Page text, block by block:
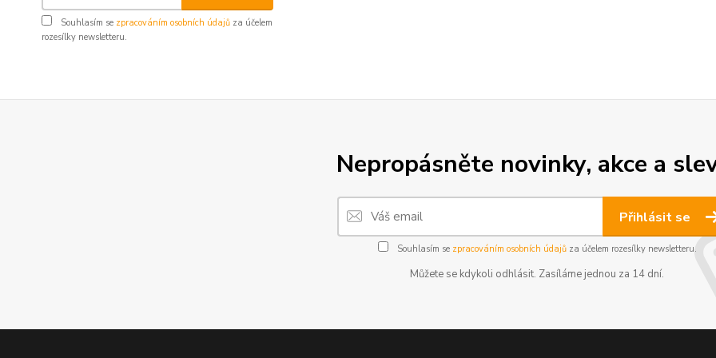
Souhlasím se zpracováním osobních údajů za účelem
rozesílky newsletteru.
Nepropásněte novinky, akce a
Přihlásit se
Souhlasím se zpracováním osobních údajůza účelem rozesílky newsletteru.
Můžete se kdykoli odhlásit. Zasíláme jednou za 14 dní.